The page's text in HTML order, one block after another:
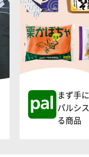
まず手
パルシ
る商品